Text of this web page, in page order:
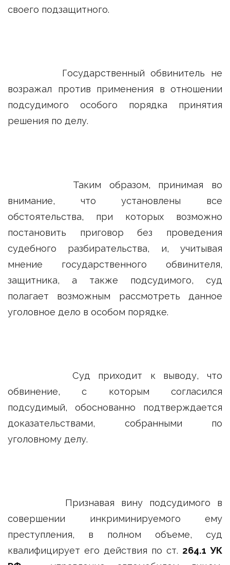
своего подзащитного.
Государственный обвинитель не
возражал против применения в отношении
подсудимого особого порядка принятия
решения по делу.
Таким образом, принимая во
внимание, что установлены все
обстоятельства, при которых возможно
постановить приговор без проведения
судебного разбирательства, и, учитывая
мнение государственного обвинителя,
защитника, а также подсудимого, суд
полагает возможным рассмотреть данное
уголовное дело в особом порядке.
Суд приходит к выводу, что
обвинение, с которым согласился
подсудимый, обоснованно подтверждается
доказательствами, собранными по
уголовному делу.
Признавая вину подсудимого в
совершении инкриминируемого ему
преступления, в полном объеме, суд
квалифицирует его действия по ст. 264.1 УК